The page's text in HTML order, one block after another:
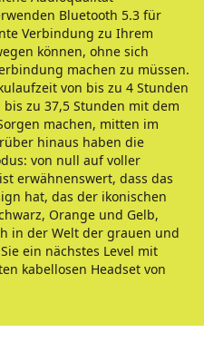
Bluetooth 5.3 für
Verbindung zu Ihrem
können, ohne sich
machen zu müssen.
von bis zu 4 Stunden
zu 37,5 Stunden mit dem
machen, mitten im
hinaus haben die
von null auf voller
erwähnenswert, dass das
hat, das der ikonischen
Orange und Gelb,
in der Welt der grauen und
ein nächstes Level mit
kabellosen Headset von